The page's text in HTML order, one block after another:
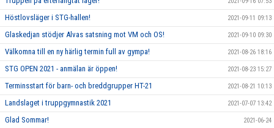
Höstlovsläger i STG-hallen! 2021-09-11 09:13
Glaskedjan stödjer Alvas satsning mot VM och OS! 2021-09-10 09:30
Välkomna till en ny härlig termin full av gympa! 2021-08-26 18:16
STG OPEN 2021 - anmälan är öppen! 2021-08-23 15:27
Terminsstart för barn- och breddgrupper HT-21 2021-08-21 10:13
Landslaget i truppgymnastik 2021 2021-07-07 13:42
Glad Sommar! 2021-06-24